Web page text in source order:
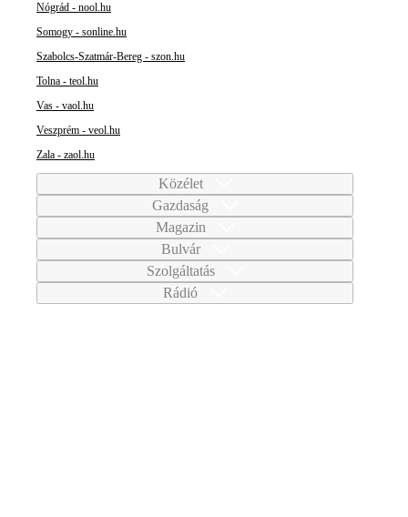
Nógrád - nool.hu
Somogy - sonline.hu
Szabolcs-Szatmár-Bereg - szon.hu
Tolna - teol.hu
Vas - vaol.hu
Veszprém - veol.hu
Zala - zaol.hu
Közélet
Gazdaság
Magazin
Bulvár
Szolgáltatás
Rádió